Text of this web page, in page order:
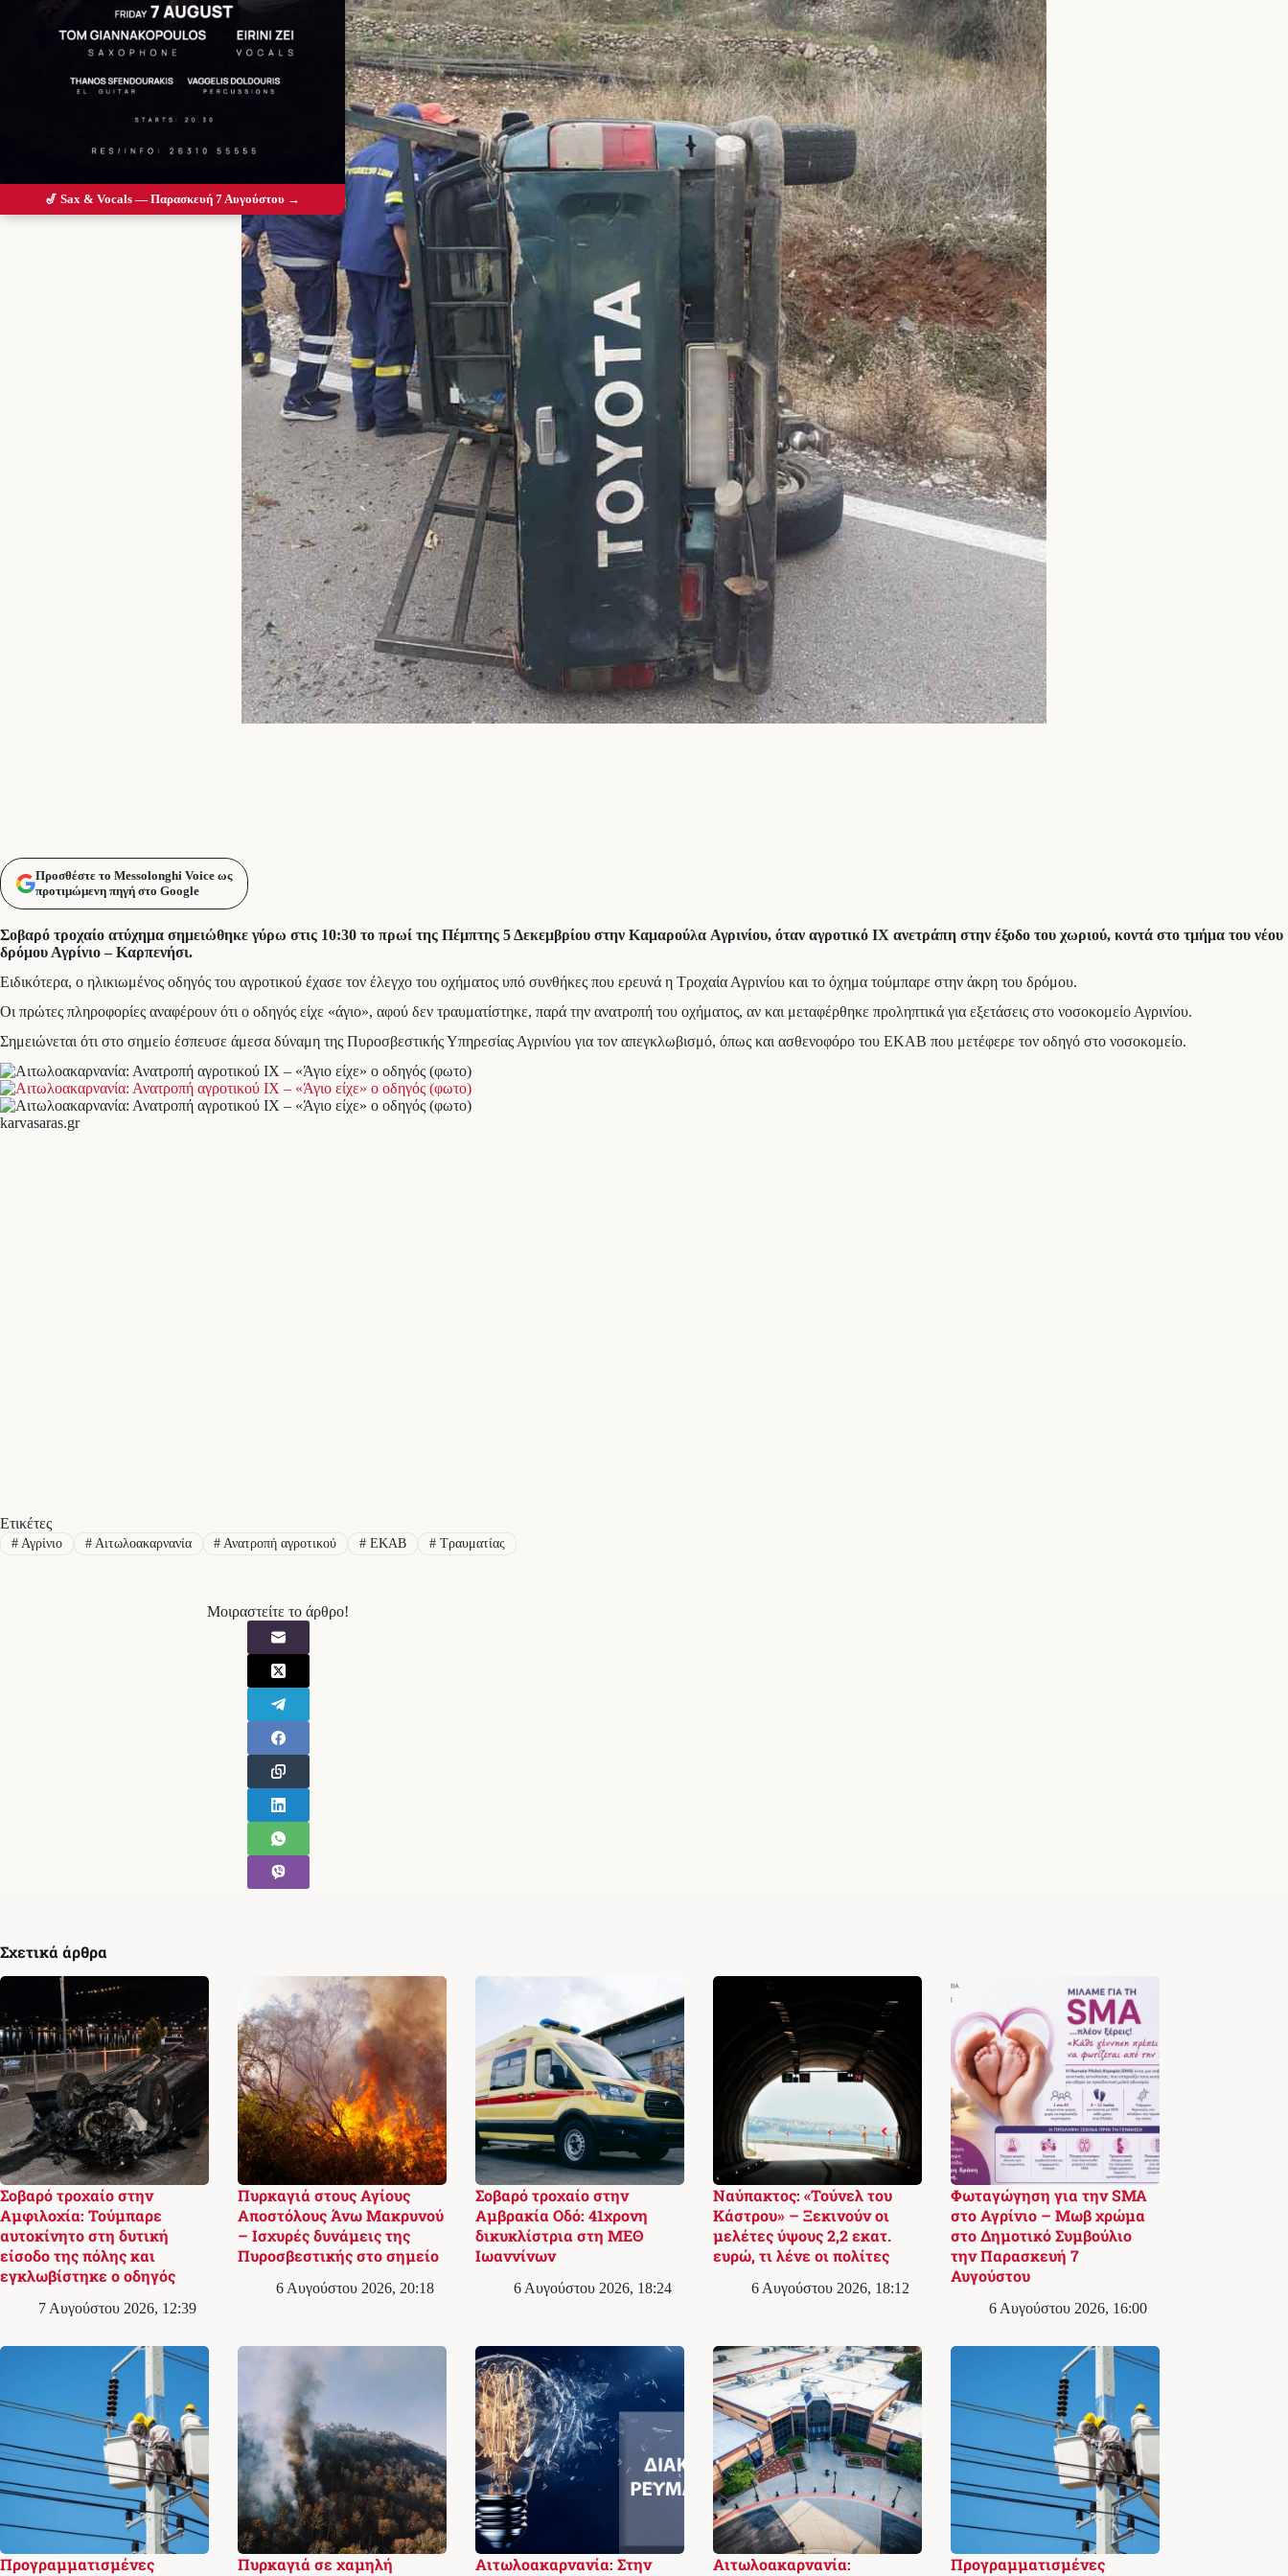
Προσθέστε το Messolonghi Voice ως
προτιμώμενη πηγή στο Google
Σοβαρό τροχαίο ατύχημα σημειώθηκε γύρω στις 10:30 το πρωί της Πέμπτης 5 Δεκεμβρίου στην Καμαρούλα Αγρινίου, όταν αγροτικό ΙΧ ανετράπη στην έξοδο του χωριού, κοντά στο τμήμα του νέου
δρόμου Αγρίνιο – Καρπενήσι.
Ειδικότερα, ο ηλικιωμένος οδηγός του αγροτικού έχασε τον έλεγχο του οχήματος υπό συνθήκες που ερευνά η Τροχαία Αγρινίου και το όχημα τούμπαρε στην άκρη του δρόμου.
Οι πρώτες πληροφορίες αναφέρουν ότι ο οδηγός είχε «άγιο», αφού δεν τραυματίστηκε, παρά την ανατροπή του οχήματος, αν και μεταφέρθηκε προληπτικά για εξετάσεις στο νοσοκομείο Αγρινίου.
Σημειώνεται ότι στο σημείο έσπευσε άμεσα δύναμη της Πυροσβεστικής Υπηρεσίας Αγρινίου για τον απεγκλωβισμό, όπως και ασθενοφόρο του ΕΚΑΒ που μετέφερε τον οδηγό στο νοσοκομείο.
karvasaras.gr
Ετικέτες
#Αγρίνιο #Αιτωλοακαρνανία # Ανατροπή αγροτικού # ΕΚΑΒ # Τραυματίας
Μοιραστείτε το άρθρο!
Σχετικά άρθρα
Σοβαρό τροχαίο στην
Αμφιλοχία: Τούμπαρε
αυτοκίνητο στη δυτική
είσοδο της πόλης και
εγκλωβίστηκε ο οδηγός
7 Αυγούστου 2026, 12:39
Πυρκαγιά στους Αγίους
Αποστόλους Άνω Μακρυνού
– Ισχυρές δυνάμεις της
Πυροσβεστικής στο σημείο
6 Αυγούστου 2026, 20:18
Σοβαρό τροχαίο στην
Αμβρακία Οδό: 41χρονη
δικυκλίστρια στη ΜΕΘ
Ιωαννίνων
6 Αυγούστου 2026, 18:24
Ναύπακτος: «Τούνελ του
Κάστρου» – Ξεκινούν οι
μελέτες ύψους 2,2 εκατ.
ευρώ, τι λένε οι πολίτες
6 Αυγούστου 2026, 18:12
Φωταγώγηση για την SMA
στο Αγρίνιο – Μωβ χρώμα
στο Δημοτικό Συμβούλιο
την Παρασκευή 7
Αυγούστου
6 Αυγούστου 2026, 16:00
Προγραμματισμένες
Πυρκαγιά σε χαμηλή
Αιτωλοακαρνανία: Στην
Αιτωλοακαρνανία:
Προγραμματισμένες
🎷 Sax & Vocals — Παρασκευή 7 Αυγούστου →